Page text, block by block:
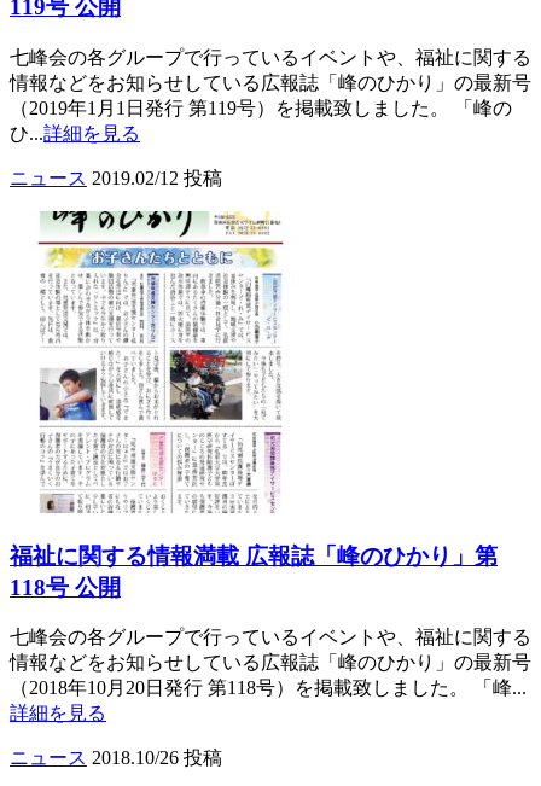
119号 公開
七峰会の各グループで行っているイベントや、福祉に関する
情報などをお知らせしている広報誌「峰のひかり」の最新号
（2019年1月1日発行 第119号）を掲載致しました。 「峰の
ひ...詳細を見る
ニュース 2019.02/12 投稿
福祉に関する情報満載 広報誌「峰のひかり」第
118号 公開
七峰会の各グループで行っているイベントや、福祉に関する
情報などをお知らせしている広報誌「峰のひかり」の最新号
（2018年10月20日発行 第118号）を掲載致しました。 「峰...
詳細を見る
ニュース 2018.10/26 投稿